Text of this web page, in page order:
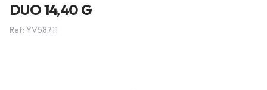
DUO 14,40 G
Ref: YV58711